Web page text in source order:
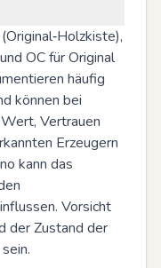
OC für Original
häufig
können bei
Vertrauen
Erzeugern
kann das
Vorsicht
der Zustand der